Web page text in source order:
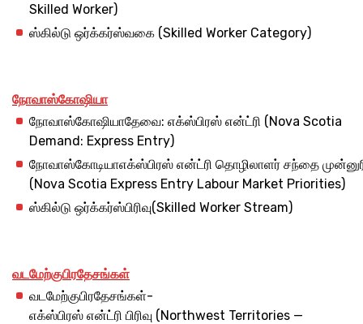
Skilled Worker)
ஸ்கில்டு ஒர்க்கர்ஸ்வகை (Skilled Worker Category)
நோவாஸ்கோஷியா
நோவாஸ்கோஷியாதேவை: எக்ஸ்பிரஸ் என்ட்ரி (Nova Scotia
Demand: Express Entry)
நோவாஸ்கோடியாஎக்ஸ்பிரஸ் என்ட்ரி தொழிலாளர் சந்தை
(Nova Scotia Express Entry Labour Market Priorities)
ஸ்கில்டு ஒர்க்கர்ஸ்பிரிவு(Skilled Worker Stream)
வடமேற்குபிரதேசங்கள்
வடமேற்குபிரதேசங்கள்-
எக்ஸ்பிரஸ் என்ட்ரி பிரிவு (Northwest Territories —